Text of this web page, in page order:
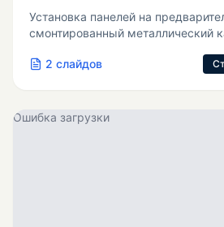
Установка панелей на
смонтированный металлический
2 слайдов
Ошибка загрузки